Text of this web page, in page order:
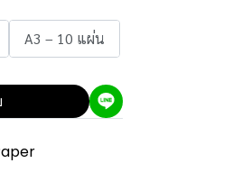
A3 – 10 แผ่น